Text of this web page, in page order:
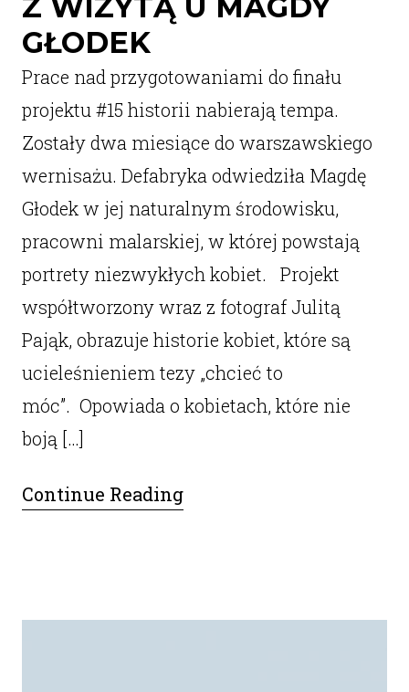
GŁODEK
Prace nad przygotowaniami do finału
projektu #15 historii nabierają tempa.
Zostały dwa miesiące do warszawskiego
wernisażu. Defabryka odwiedziła Magdę
Głodek w jej naturalnym środowisku,
pracowni malarskiej, w której powstają
portrety niezwykłych kobiet. Projekt
współtworzony wraz z fotograf Julitą
Pająk, obrazuje historie kobiet, które są
ucieleśnieniem tezy „chcieć to
móc”. Opowiada o kobietach, które nie
boją […]
Continue Reading